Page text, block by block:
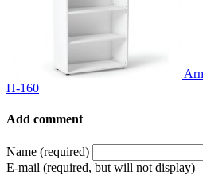
H-160
Add comment
Name (required)
E-mail (required, but will not display)